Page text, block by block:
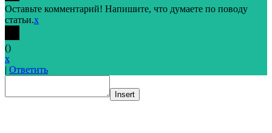
Оставьте комментарий! Напишите, что думаете по поводу
статьи.x
()
x
| Ответить
Insert